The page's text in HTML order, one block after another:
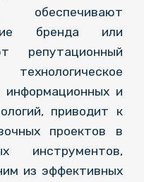
обеспечивают
бренда или
репутационный
информационных и
приводит к
проектов в
инструментов,
из эффективных